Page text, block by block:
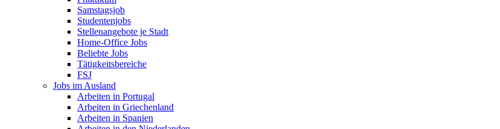
Samstagsjob
Studentenjobs
Stellenangebote je Stadt
Home-Office Jobs
Beliebte Jobs
Tätigkeitsbereiche
FSJ
Jobs im Ausland
Arbeiten in Portugal
Arbeiten in Griechenland
Arbeiten in Spanien